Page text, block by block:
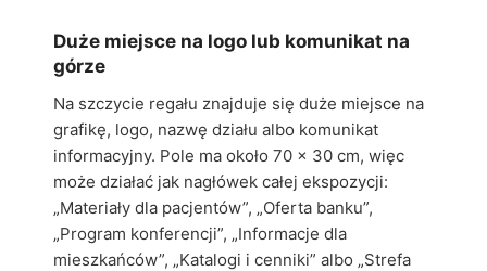
Duże miejsce na logo lub komunikat na
górze
Na szczycie regału znajduje się duże miejsce na
grafikę, logo, nazwę działu albo komunikat
informacyjny. Pole ma około 70 x 30 cm, więc
może działać jak nagłówek całej ekspozycji:
„Materiały dla pacjentów”, „Oferta banku”,
„Program konferencji”, „Informacje dla
mieszkańców”, „Katalogi i cenniki” albo „Strefa